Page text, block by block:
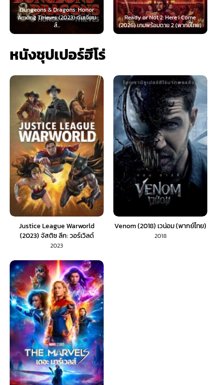
Ready or Not 2: Here I Come
(2026) เกมพร้อมตาย 2 (พากย์ไทย)
Now You See Me: Now You Don’t
(2025) อาชญากลปล้นโลก...
หนังชุปเปอร์ฮีโร่
Justice League Warworld
(2023) จัสติซ ลีก: วอร์เวิลด์
2023
Venom (2018) เวน่อม (พากย์ไทย)
2018